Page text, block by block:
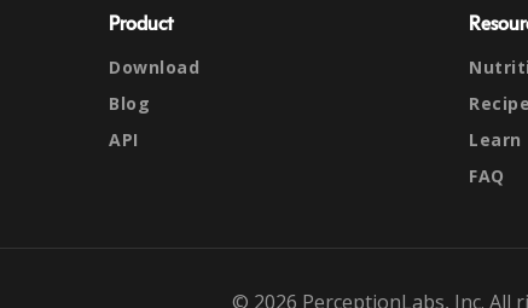
Product
Download
Blog
API
Learn
FAQ
© 2026 PerceptionLabs, Inc. All